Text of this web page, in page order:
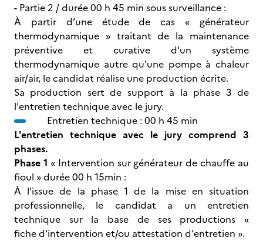
- Partie 2 / durée 00 h 45 min sous surveillance :
À partir d’une étude de cas « générateur
thermodynamique » traitant de la maintenance
préventive et curative d'un système
thermodynamique autre qu'une pompe à chaleur
air/air, le candidat réalise une production écrite.
Sa production sert de support à la phase 3 de
l'entretien technique avec le jury.
Entretien technique : 00 h 45 min
L'entretien technique avec le jury comprend 3
phases.
Phase 1 « Intervention sur générateur de chauffe au
fioul » durée 00 h 15min :
À l'issue de la phase 1 de la mise en situation
professionnelle, le candidat a un entretien
technique sur la base de ses productions «
fiche d'intervention et/ou attestation d'entretien ».